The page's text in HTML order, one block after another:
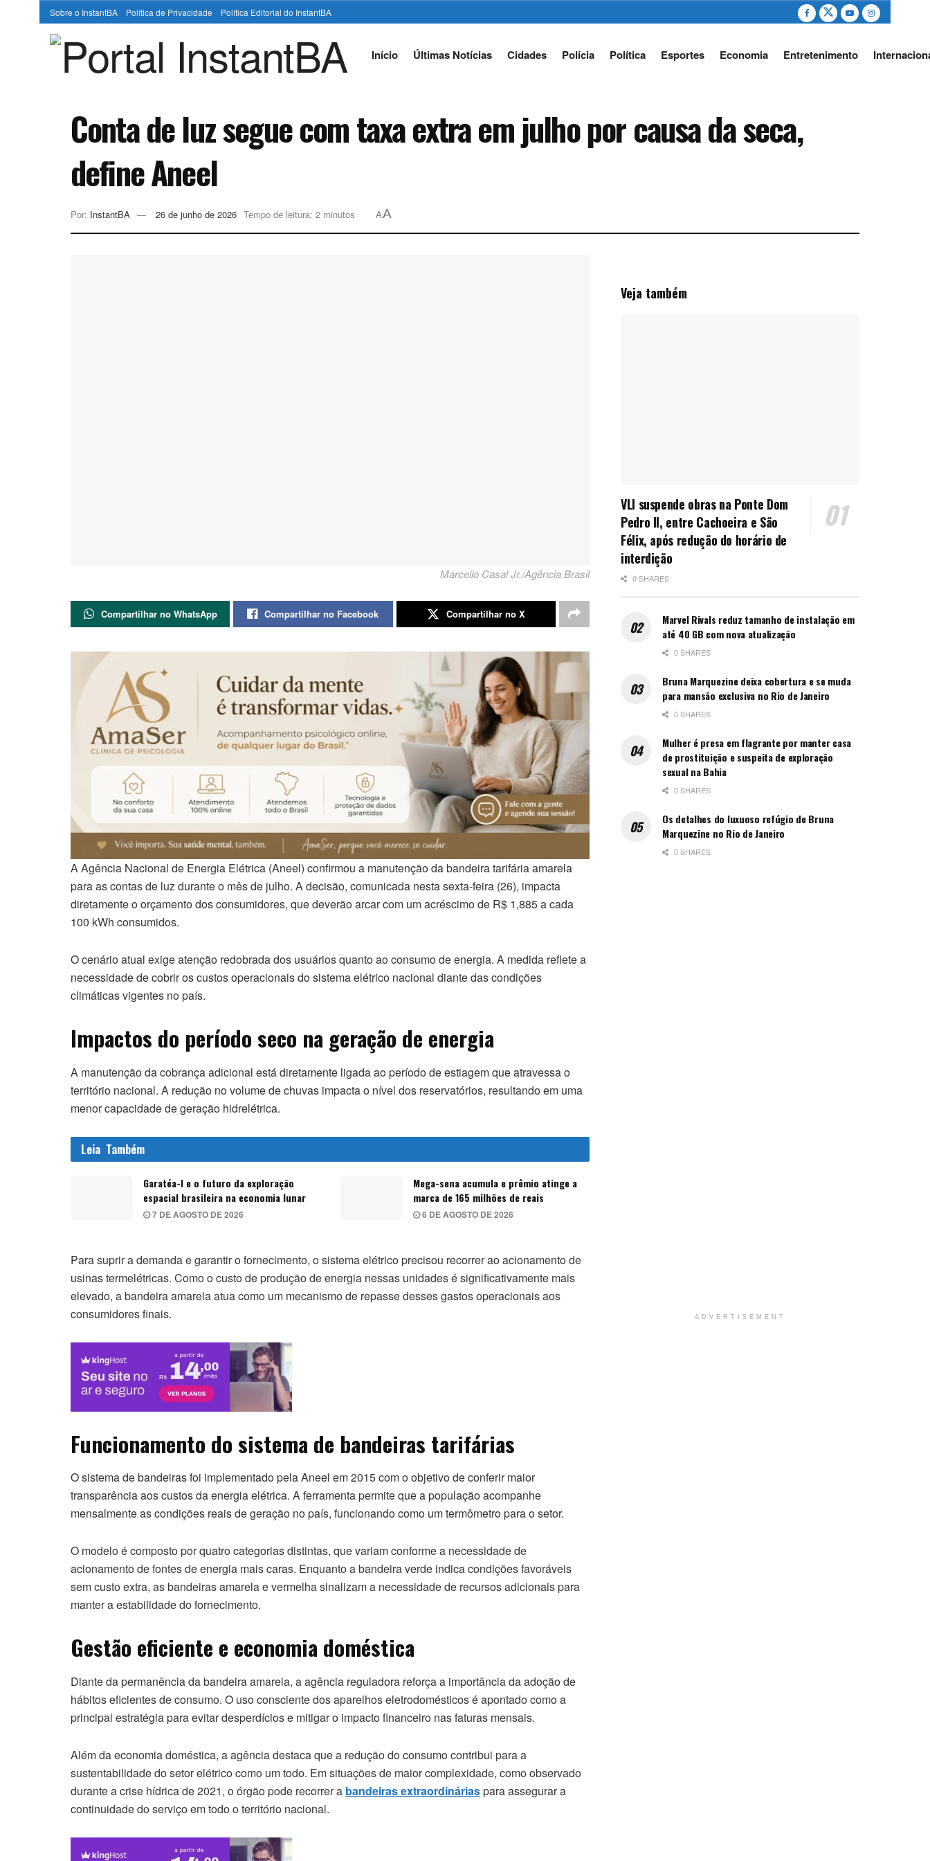
Sobre o InstantBA Política de Privacidade Política Editorial do InstantBA
Início Últimas Notícias Cidades Polícia Política Esportes Economia Entretenimento
Conta de luz segue com taxa extra em julho por causa da seca,
define Aneel
Por: InstantBA 26 de junho de 2026 Tempo de leitura: 2 minutos AA
Marcello Casal Jr./Agência Brasil
Compartilhar no WhatsApp Compartilhar no Facebook Compartilhar no X
A Agência Nacional de Energia Elétrica (Aneel) confirmou a manutenção da bandeira tarifária amarela
para as contas de luz durante o mês de julho. A decisão, comunicada nesta sexta-feira (26), impacta
diretamente o orçamento dos consumidores, que deverão arcar com um acréscimo de R$ 1,885 a cada
100 kWh consumidos.
O cenário atual exige atenção redobrada dos usuários quanto ao consumo de energia. A medida reflete a
necessidade de cobrir os custos operacionais do sistema elétrico nacional diante das condições
climáticas vigentes no país.
Impactos do período seco na geração de energia
A manutenção da cobrança adicional está diretamente ligada ao período de estiagem que atravessa o
território nacional. A redução no volume de chuvas impacta o nível dos reservatórios, resultando em uma
menor capacidade de geração hidrelétrica.
Leia Também
Garatéa-l e o futuro da exploração
espacial brasileira na economia lunar
7 DE AGOSTO DE 2026
Mega-sena acumula e prêmio atinge a
marca de 165 milhões de reais
6 DE AGOSTO DE 2026
Para suprir a demanda e garantir o fornecimento, o sistema elétrico precisou recorrer ao acionamento de
usinas termelétricas. Como o custo de produção de energia nessas unidades é significativamente mais
elevado, a bandeira amarela atua como um mecanismo de repasse desses gastos operacionais aos
consumidores finais.
Funcionamento do sistema de bandeiras tarifárias
O sistema de bandeiras foi implementado pela Aneel em 2015 com o objetivo de conferir maior
transparência aos custos da energia elétrica. A ferramenta permite que a população acompanhe
mensalmente as condições reais de geração no país, funcionando como um termômetro para o setor.
O modelo é composto por quatro categorias distintas, que variam conforme a necessidade de
acionamento de fontes de energia mais caras. Enquanto a bandeira verde indica condições favoráveis
sem custo extra, as bandeiras amarela e vermelha sinalizam a necessidade de recursos adicionais para
manter a estabilidade do fornecimento.
Gestão eficiente e economia doméstica
Diante da permanência da bandeira amarela, a agência reguladora reforça a importância da adoção de
hábitos eficientes de consumo. O uso consciente dos aparelhos eletrodomésticos é apontado como a
principal estratégia para evitar desperdícios e mitigar o impacto financeiro nas faturas mensais.
Além da economia doméstica, a agência destaca que a redução do consumo contribui para a
sustentabilidade do setor elétrico como um todo. Em situações de maior complexidade, como observado
durante a crise hídrica de 2021, o órgão pode recorrer a bandeiras extraordináriaspara assegurar a
continuidade do serviço em todo o território nacional.
Veja também
VLI suspende obras na Ponte Dom
Pedro II, entre Cachoeira e São
Félix, após redução do horário de
interdição
0 SHARES
Marvel Rivals reduz tamanho de instalação em
até 40 GB com nova atualização
0 SHARES
Bruna Marquezine deixa cobertura e se muda
para mansão exclusiva no Rio de Janeiro
0 SHARES
Mulher é presa em flagrante por manter casa
de prostituição e suspeita de exploração
sexual na Bahia
0 SHARES
Os detalhes do luxuoso refúgio de Bruna
Marquezine no Rio de Janeiro
0 SHARES
ADVERTISEMENT